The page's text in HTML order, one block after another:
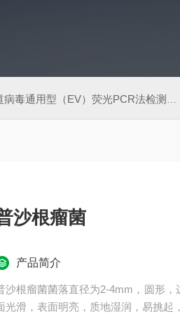
毒通用型（EV）荧光PCR法检测试剂盒
沙根瘤菌
产品简介
沙根瘤菌菌落直径为2-4mm，圆形
光滑，表面明亮，质地湿润，易挑起